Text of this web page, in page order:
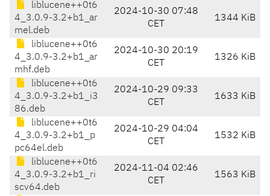
liblucene++0t6
4_3.0.9-3.2+b1_ar
mel.deb
2024-10-30 07:48
CET
1344 KiB
liblucene++0t6
4_3.0.9-3.2+b1_ar
mhf.deb
2024-10-30 20:19
CET
1326 KiB
liblucene++0t6
4_3.0.9-3.2+b1_i3
86.deb
2024-10-29 09:33
CET
1633 KiB
liblucene++0t6
4_3.0.9-3.2+b1_p
pc64el.deb
2024-10-29 04:04
CET
1532 KiB
liblucene++0t6
4_3.0.9-3.2+b1_ri
scv64.deb
2024-11-04 02:46
CET
1563 KiB